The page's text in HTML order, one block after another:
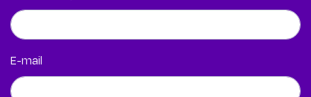
E-mail